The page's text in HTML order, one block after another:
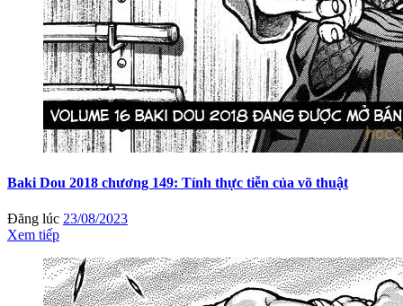
Baki Dou 2018 chương 149: Tính thực tiễn của võ thuật
Đăng lúc 23/08/2023
Xem tiếp